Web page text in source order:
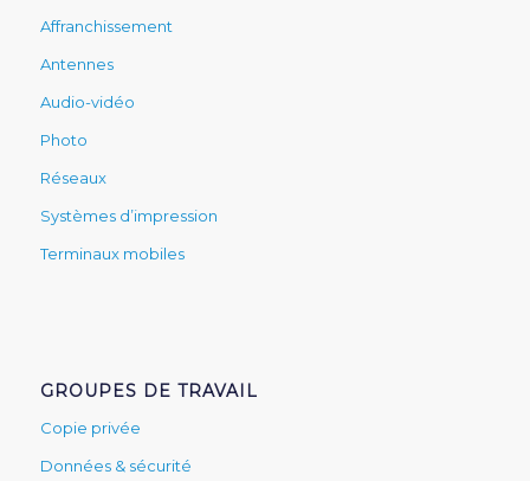
Affranchissement
Antennes
Audio-vidéo
Photo
Réseaux
Systèmes d’impression
Terminaux mobiles
GROUPES DE TRAVAIL
Copie privée
Données & sécurité